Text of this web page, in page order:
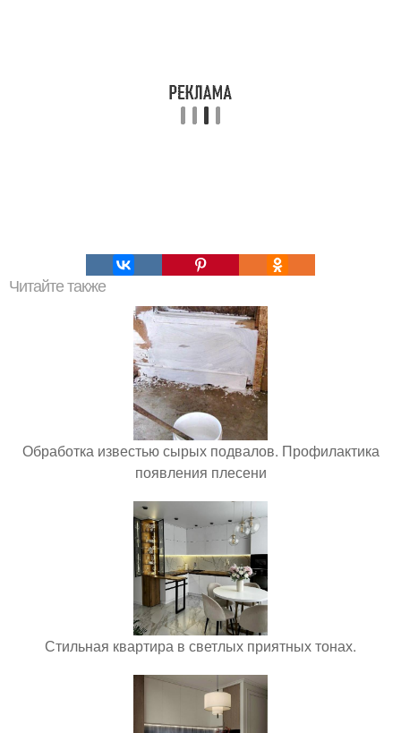
Читайте также
Обработка известью сырых подвалов. Профилактика
появления плесени
Стильная квартира в светлых приятных тонах.